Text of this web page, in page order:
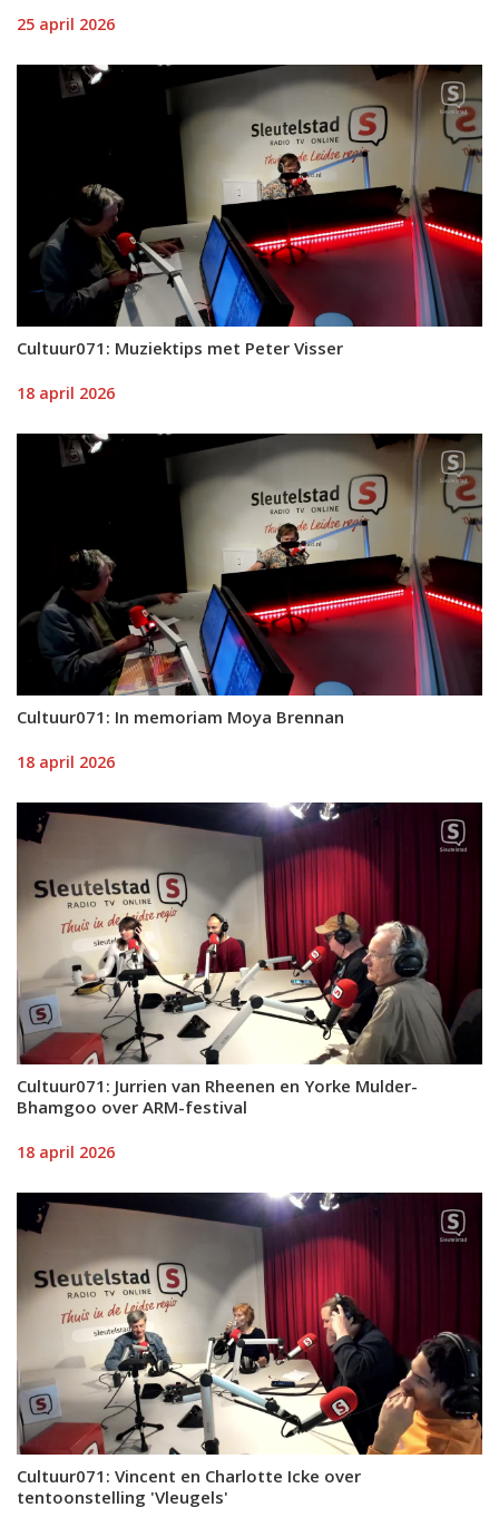
25 april 2026
Cultuur071: Muziektips met Peter Visser
18 april 2026
Cultuur071: In memoriam Moya Brennan
18 april 2026
Cultuur071: Jurrien van Rheenen en Yorke Mulder-
Bhamgoo over ARM-festival
18 april 2026
Cultuur071: Vincent en Charlotte Icke over
tentoonstelling 'Vleugels'